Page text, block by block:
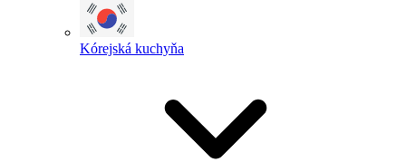
Kórejská kuchyňa